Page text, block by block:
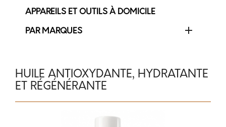
APPAREILS ET OUTILS À DOMICILE
PAR MARQUES 
HUILE ANTIOXYDANTE, HYDRATANTE
ET RÉGÉNÉRANTE